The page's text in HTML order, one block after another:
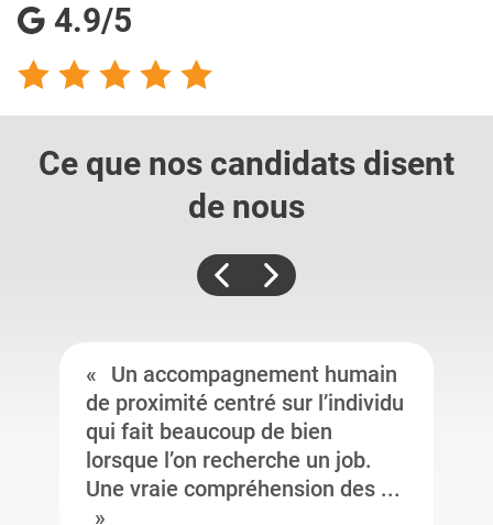
4.9/5
Ce que nos candidats disent
de nous
Un accompagnement humain
de proximité centré sur l’individu
qui fait beaucoup de bien
lorsque l’on recherche un job.
Une vraie compréhension des ...